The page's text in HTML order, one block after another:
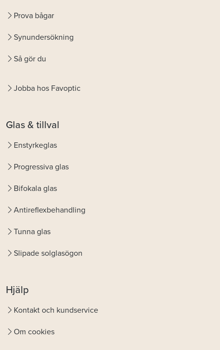
Prova bågar
Synundersökning
Så gör du
Jobba hos Favoptic
Glas & tillval
Enstyrkeglas
Progressiva glas
Bifokala glas
Antireflexbehandling
Tunna glas
Slipade solglasögon
Hjälp
Kontakt och kundservice
Om cookies